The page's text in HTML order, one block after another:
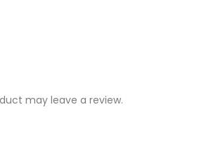
may leave a review.